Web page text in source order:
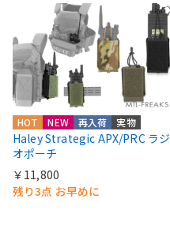
HOT NEW 再入荷 実物
Haley Strategic APX/PRC ラジ
オポーチ
￥11,800
残り3点 お早めに